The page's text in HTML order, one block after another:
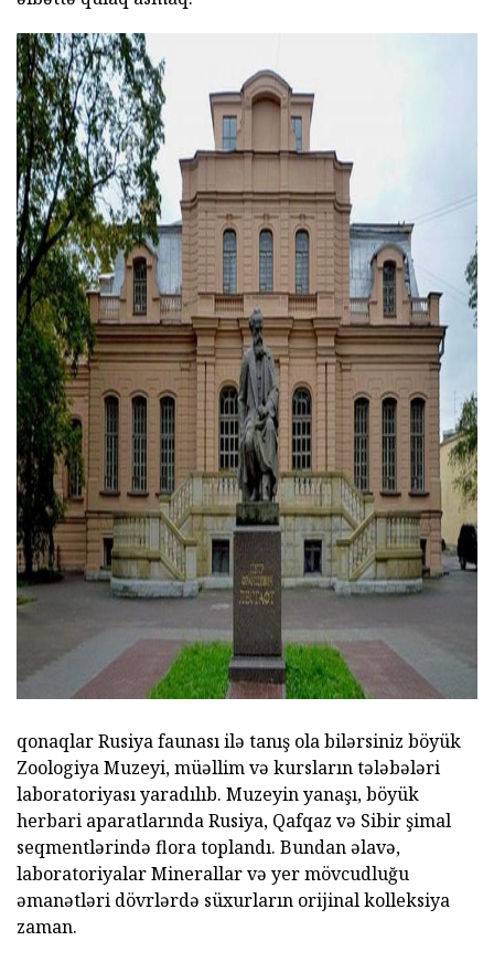
ad
qonaqlar Rusiya faunası ilə tanış ola bilərsiniz böyük
Zoologiya Muzeyi, müəllim və kursların tələbələri
laboratoriyası yaradılıb. Muzeyin yanaşı, böyük
herbari aparatlarında Rusiya, Qafqaz və Sibir şimal
seqmentlərində flora toplandı. Bundan əlavə,
laboratoriyalar Minerallar və yer mövcudluğu
əmanətləri dövrlərdə süxurların orijinal kolleksiya
zaman.